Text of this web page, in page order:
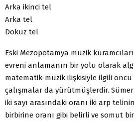
Arka ikinci tel
Arka tel
Dokuz tel
Eski Mezopotamya müzik
evreni anlamanın bir yolu olarak
matematik-müzik ilişkisiyle ilgili öncü
çalışmalar da yürütmüşlerdir.
iki sayı arasındaki oranı iki arp
birbirine oranı gibi belirli ve somut